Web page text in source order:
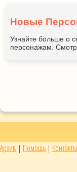
Новые
Узнайте больше о
персонажам.
Архив | Помощь | Контакты